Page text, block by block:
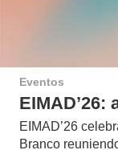
Eventos
EIMAD’26:
EIMAD’26
Branco